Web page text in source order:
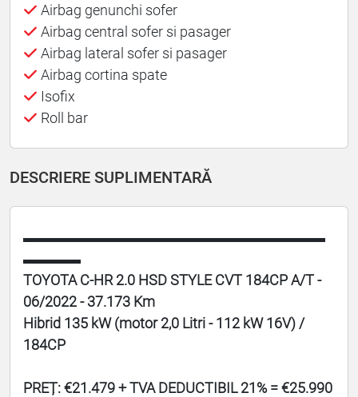
Airbag genunchi sofer
Airbag central sofer si pasager
Airbag lateral sofer si pasager
Airbag cortina spate
Isofix
Roll bar
DESCRIERE SUPLIMENTARĂ
▬▬▬▬▬▬▬▬▬▬▬▬▬▬▬▬▬▬▬▬▬
▬▬▬▬
TOYOTA C-HR 2.0 HSD STYLE CVT 184CP A/T -
06/2022 - 37.173 Km
Hibrid 135 kW (motor 2,0 Litri - 112 kW 16V) /
184CP
PREȚ: €21.479 + TVA DEDUCTIBIL 21% = €25.990